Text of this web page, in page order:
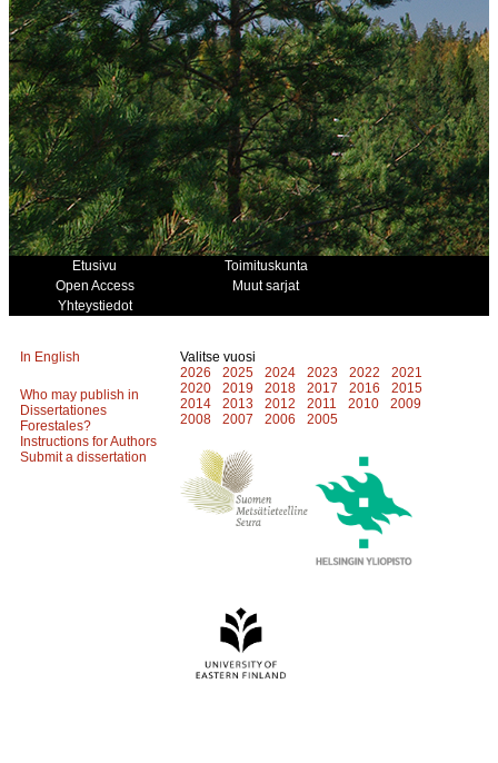
Etusivu
Toimituskunta
Open Access
Muut sarjat
Yhteystiedot
In English
Who may publish in
Dissertationes
Forestales?
Instructions for Authors
Submit a dissertation
Valitse vuosi
2026
2025 2024 2023 2022
2021
2020
2019 2018 2017 2016
2015
2014
2013 2012 2011 2010
2009
2008
2007 2006 2005